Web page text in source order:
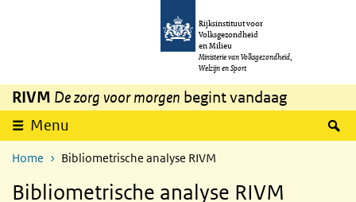
Overslaan en naar de inhoud gaan
Rijksinstituut voor
Volksgezondheid
en Milieu
Ministerie van Volksgezondheid,
Welzijn en Sport
RIVM De zorg voor morgen begint vandaag
Menu
Home Bibliometrische analyse RIVM
Bibliometrische analyse RIVM